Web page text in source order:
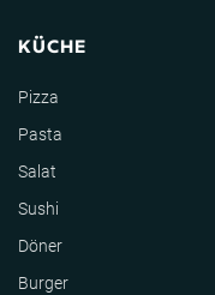
KÜCHE
Pizza
Pasta
Salat
Sushi
Döner
Burger